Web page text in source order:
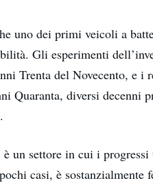
uno dei primi veicoli a
Gli esperimenti
Trenta del Novecento, e i
Quaranta, diversi decenni
è un settore in cui i
casi, è